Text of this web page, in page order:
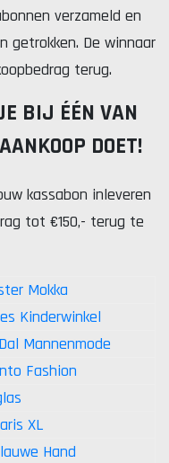
verzameld en
getrokken. De winnaar
terug.
BIJ ÉÉN VAN
DOET!
kassabon inleveren
tot €150,- terug te
Mokka
Kinderwinkel
Mannenmode
Fashion
XL
Hand